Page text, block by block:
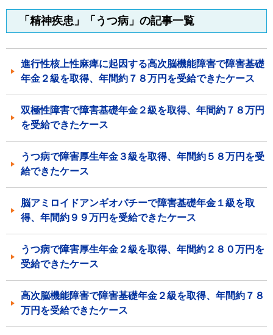
「精神疾患」「うつ病」の記事一覧
進行性核上性麻痺に起因する高次脳機能障害で障害基礎
年金２級を取得、年間約７８万円を受給できたケース
双極性障害で障害基礎年金２級を取得、年間約７８万円
を受給できたケース
うつ病で障害厚生年金３級を取得、年間約５８万円を受
給できたケース
脳アミロイドアンギオパチーで障害基礎年金１級を取
得、年間約９９万円を受給できたケース
うつ病で障害厚生年金２級を取得、年間約２８０万円を
受給できたケース
高次脳機能障害で障害基礎年金２級を取得、年間約７８
万円を受給できたケース